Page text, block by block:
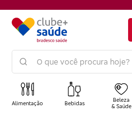
Alimentação Bebidas
Beleza
& Saúde